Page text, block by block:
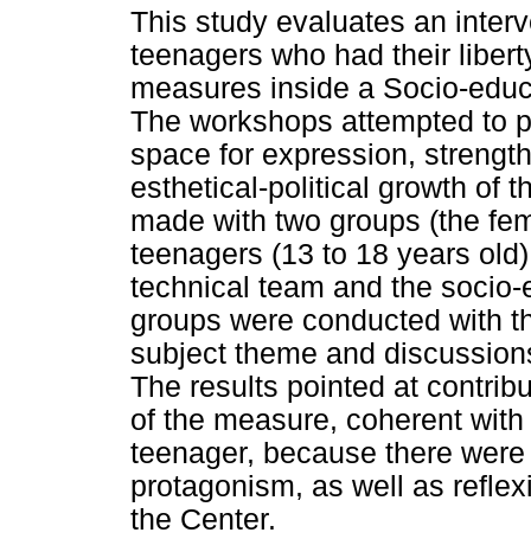
This study evaluates an
teenagers who had their
measures inside a Socio-
The workshops attempted to
space for expression,
esthetical-political growth of
made with two groups (the
teenagers (13 to 18 years
technical team and the
groups were conducted with
subject theme and
The results pointed at
of the measure, coherent
teenager, because there
protagonism, as well as
the Center.